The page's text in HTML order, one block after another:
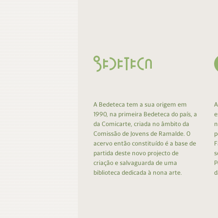
A Bedeteca tem a sua origem em
1990, na primeira Bedeteca do país, a
da Comicarte, criada no âmbito da
Comissão de Jovens de Ramalde. O
acervo então constituído é a base de
partida deste novo projecto de
criação e salvaguarda de uma
biblioteca dedicada à nona arte.